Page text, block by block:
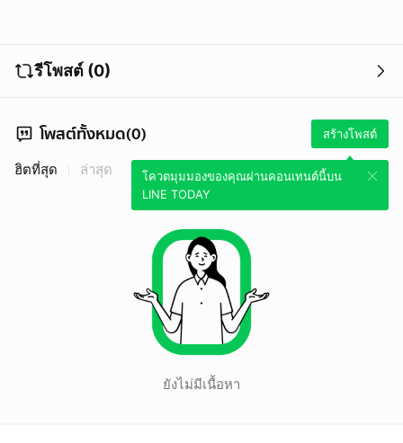
รีโพสต์ (0)
โพสต์ทั้งหมด(0) สร้างโพสต์
โควตมุมมองของคุณผ่านคอนเทนต์นี้บน
LINE TODAY
ฮิตที่สุด ล่าสุด
ยังไม่มีเนื้อหา